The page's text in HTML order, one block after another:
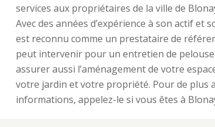
services aux propriétaires de la ville de
Avec des années d’expérience à son actif et
est reconnu comme un prestataire de
peut intervenir pour un entretien de
assurer aussi l’aménagement de votre
votre jardin et votre propriété. Pour de plus
informations, appelez-le si vous êtes à